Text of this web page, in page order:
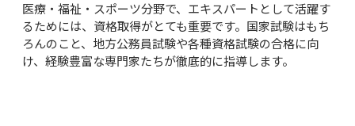
医療・福祉・スポーツ分野で、エキスパートとして活躍す
るためには、資格取得がとても重要です。国家試験はもち
ろんのこと、地方公務員試験や各種資格試験の合格に向
け、経験豊富な専門家たちが徹底的に指導します。